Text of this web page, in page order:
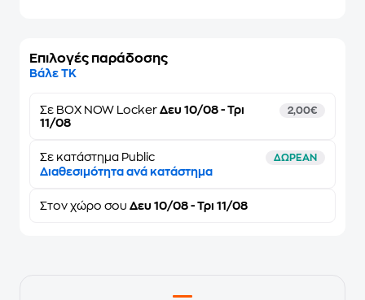
Επιλογές παράδοσης
Βάλε ΤΚ
Σε BOX NOW Locker Δευ 10/08 - Τρι
11/08
2,00€
Σε κατάστημα Public ΔΩΡΕΑΝ
Διαθεσιμότητα ανά κατάστημα
Στον χώρο σου Δευ 10/08 - Τρι 11/08